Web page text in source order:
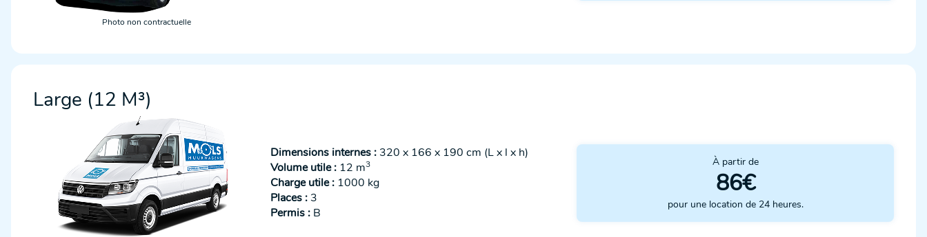
Photo non contractuelle
Large (12 M³)
Dimensions internes : 320 x 166 x 190 cm (L x l x h)
Volume utile : 12 m3
Charge utile : 1000 kg
Places : 3
Permis : B
À partir de
86€
pour une location de 24 heures.